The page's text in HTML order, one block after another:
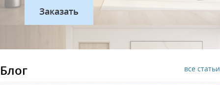
Блог все статьи